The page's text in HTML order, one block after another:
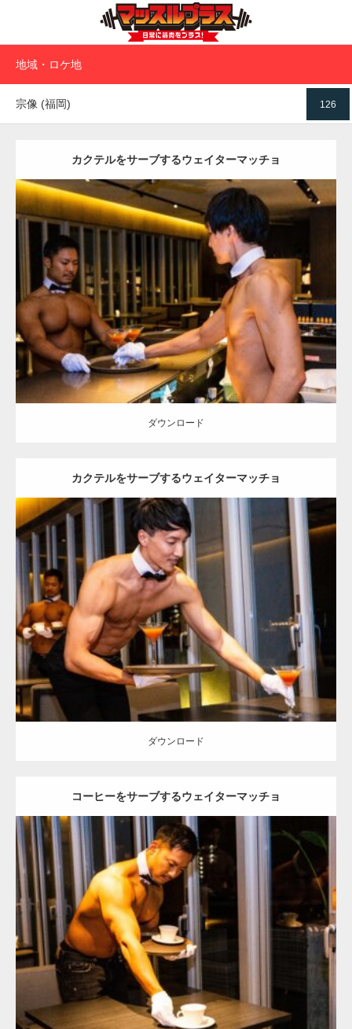
地域・ロケ地
126
宗像 (福岡)
カクテルをサーブするウェイターマッチョ
2023.02.11
Category: ホテルのマッチョ オレンジの人 TOSHI(大胸筋)
AKIHITO(細マッチョ)
大胸筋 宗像 (福岡)
ダウンロード
ダウンロード
カクテルをサーブするウェイターマッチョ
Update: 2023.02.11
Category: ホテルのマッチョ オレンジの人 AKIHITO(細マッチョ)
肩
上腕二頭筋 宗像 (福岡)
ダウンロード
ダウンロード
コーヒーをサーブするウェイターマッチョ
Update:2023.02.11
Category:ホテルのマッチョ オレンジの人
宗像 (福
岡)
ダウンロード